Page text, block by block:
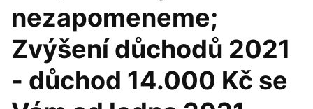
nezapomeneme;
Zvýšení důchodů 2021
- důchod 14.000 Kč se